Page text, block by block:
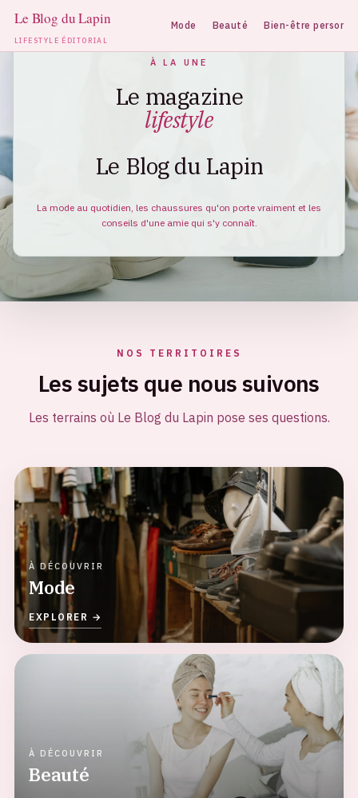
LIFESTYLE ÉDITORIAL
Mode Beauté Bien-être
À LA UNE
Le magazine
lifestyle
Le Blog du Lapin
La mode au quotidien, les chaussures qu'on porte vraiment et les
conseils d'une amie qui s'y connaît.
NOS TERRITOIRES
Les sujets que nous suivons
Les terrains où Le Blog du Lapin pose ses questions.
Mode
Beauté